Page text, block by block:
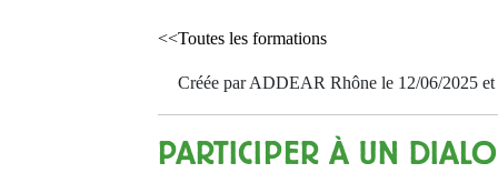
<<Toutes les formations
Créée par ADDEAR Rhône le 12/06/2025 et
PARTICIPER À UN